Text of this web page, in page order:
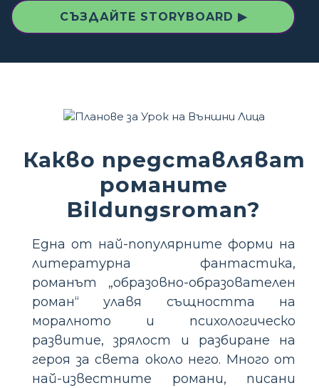
СЪЗДАЙТЕ STORYBOARD ▶
Какво представляват
романите
Bildungsroman?
Една от най-популярните форми на
литературна фантастика,
романът „образовно-образователен
роман“ улавя същността на
моралното и психологическо
развитие, зрялост и разбиране на
героя за света около него. Много от
най-известните романи, писани